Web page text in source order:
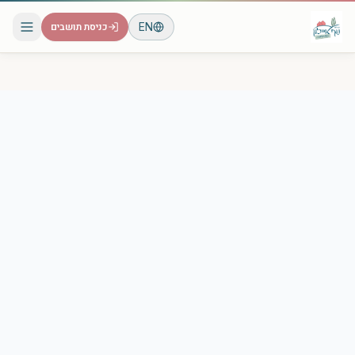
EN כניסת תושבים